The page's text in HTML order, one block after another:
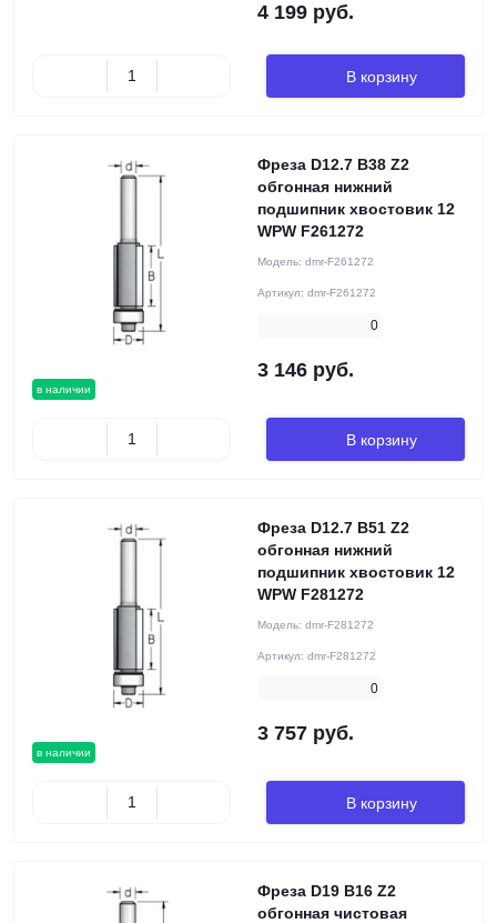
4 199 руб.
В корзину
в наличии
Фреза D12.7 B38 Z2
обгонная нижний
подшипник хвостовик 12
WPW F261272
Модель: dmr-F261272
Артикул: dmr-F261272
0
3 146 руб.
В корзину
в наличии
Фреза D12.7 B51 Z2
обгонная нижний
подшипник хвостовик 12
WPW F281272
Модель: dmr-F281272
Артикул: dmr-F281272
0
3 757 руб.
В корзину
Фреза D19 B16 Z2
обгонная чистовая